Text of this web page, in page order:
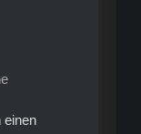
einen